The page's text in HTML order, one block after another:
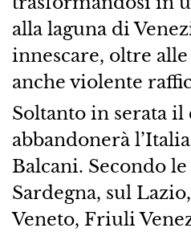
alla laguna di
innescare, oltre
anche violente
Soltanto in serata il
abbandonerà
Balcani. Secondo
Sardegna, sul
Veneto, Friuli